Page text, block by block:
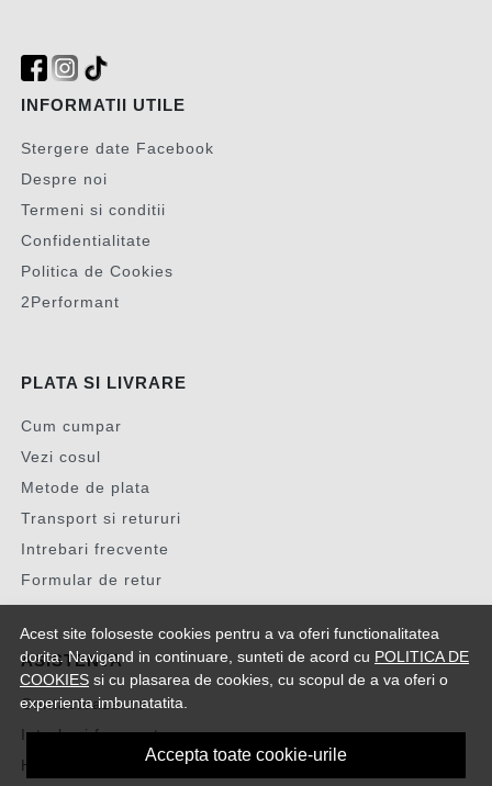
Acest site foloseste cookies pentru a va oferi functionalitatea
dorita. Navigand in continuare, sunteti de acord cu POLITICA DE
COOKIES si cu plasarea de cookies, cu scopul de a va oferi o
experienta imbunatatita.
Accepta toate cookie-urile
INFORMATII UTILE
Stergere date Facebook
Despre noi
Termeni si conditii
Confidentialitate
Politica de Cookies
2Performant
PLATA SI LIVRARE
Cum cumpar
Vezi cosul
Metode de plata
Transport si retururi
Intrebari frecvente
Formular de retur
ASISTENTA
Contacteaza-ne
Intrebari frecvente
Harta site